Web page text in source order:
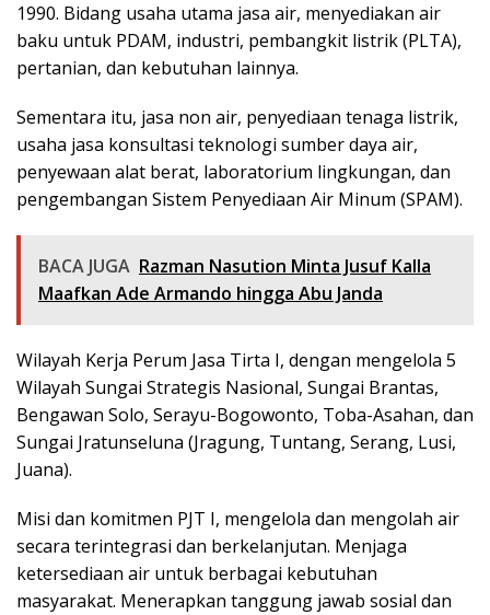
1990. Bidang usaha utama jasa air, menyediakan air
baku untuk PDAM, industri, pembangkit listrik (PLTA),
pertanian, dan kebutuhan lainnya.
Sementara itu, jasa non air, penyediaan tenaga listrik,
usaha jasa konsultasi teknologi sumber daya air,
penyewaan alat berat, laboratorium lingkungan, dan
pengembangan Sistem Penyediaan Air Minum (SPAM).
BACA JUGA Razman Nasution Minta Jusuf Kalla
Maafkan Ade Armando hingga Abu Janda
Wilayah Kerja Perum Jasa Tirta I, dengan mengelola 5
Wilayah Sungai Strategis Nasional, Sungai Brantas,
Bengawan Solo, Serayu-Bogowonto, Toba-Asahan, dan
Sungai Jratunseluna (Jragung, Tuntang, Serang, Lusi,
Juana).
Misi dan komitmen PJT I, mengelola dan mengolah air
secara terintegrasi dan berkelanjutan. Menjaga
ketersediaan air untuk berbagai kebutuhan
masyarakat. Menerapkan tanggung jawab sosial dan